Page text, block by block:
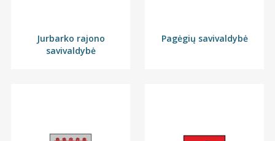
Jurbarko rajono
savivaldybė
Pagėgių savivaldybė